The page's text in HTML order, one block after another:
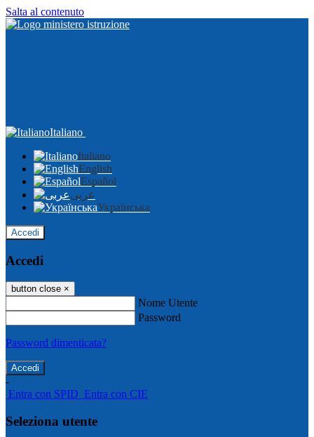
Salta al contenuto
Italiano
Italiano
English
Español
عربى
Українська
Accedi
Accedi
button close ×
Nome Utente
Password
Password dimenticata?
-
Entra con SPID Entra con CIE
Seleziona utente